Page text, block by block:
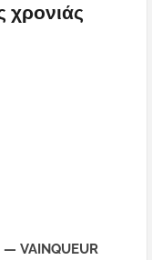
χρονιάς
— VAINQUEUR